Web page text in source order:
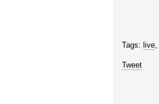
Tags: live,
Tweet